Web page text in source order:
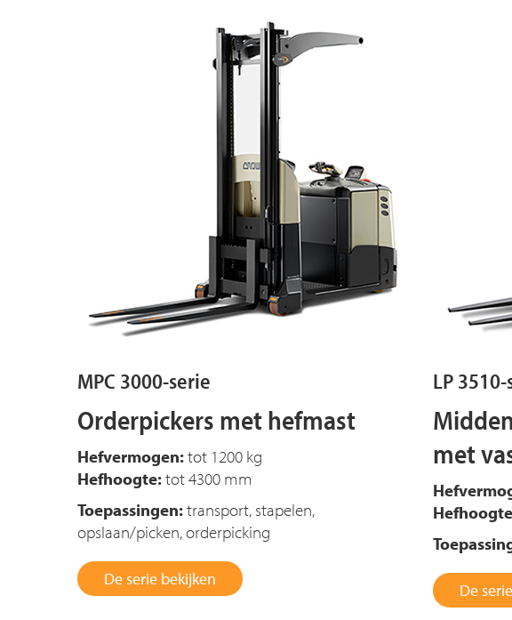
MPC 3000-serie
Orderpickers met hefmast
Hefvermogen:tot 1200 kg
Hefhoogte:tot 4300 mm
Toepassingen:transport, stapelen,
opslaan/picken, orderpicking
De serie bekijken
LP
met
De